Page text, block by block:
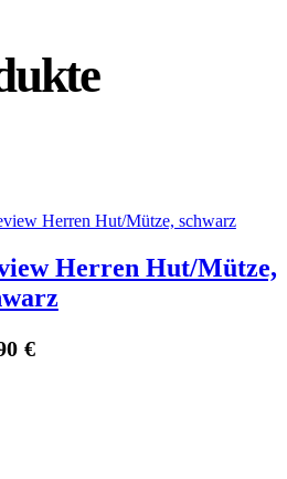
Herren Hut/Mütze,
€